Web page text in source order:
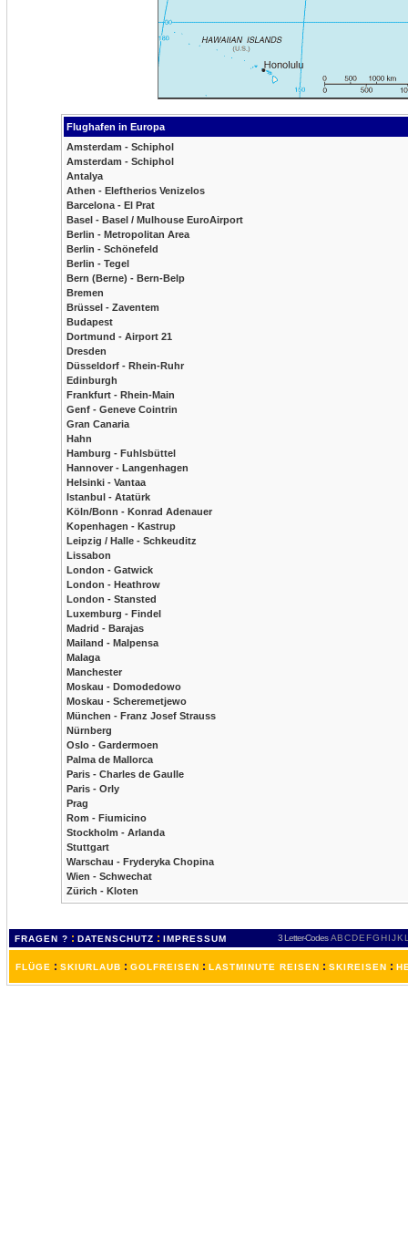
Flughafen in Europa
Amsterdam - Schiphol
Amsterdam - Schiphol
Antalya
Athen - Eleftherios Venizelos
Barcelona - El Prat
Basel - Basel / Mulhouse EuroAirport
Berlin - Metropolitan Area
Berlin - Schönefeld
Berlin - Tegel
Bern (Berne) - Bern-Belp
Bremen
Brüssel - Zaventem
Budapest
Dortmund - Airport 21
Dresden
Düsseldorf - Rhein-Ruhr
Edinburgh
Frankfurt - Rhein-Main
Genf - Geneve Cointrin
Gran Canaria
Hahn
Hamburg - Fuhlsbüttel
Hannover - Langenhagen
Helsinki - Vantaa
Istanbul - Atatürk
Köln/Bonn - Konrad Adenauer
Kopenhagen - Kastrup
Leipzig / Halle - Schkeuditz
Lissabon
London - Gatwick
London - Heathrow
London - Stansted
Luxemburg - Findel
Madrid - Barajas
Mailand - Malpensa
Malaga
Manchester
Moskau - Domodedowo
Moskau - Scheremetjewo
München - Franz Josef Strauss
Nürnberg
Oslo - Gardermoen
Palma de Mallorca
Paris - Charles de Gaulle
Paris - Orly
Prag
Rom - Fiumicino
Stockholm - Arlanda
Stuttgart
Warschau - Fryderyka Chopina
Wien - Schwechat
Zürich - Kloten
FRAGEN ? : DATENSCHUTZ : IMPRESSUM 3 Letter-Codes ABCDEFGH IJKL
FLÜGE : SKIURLAUB : GOLFREISEN : LASTMINUTE REISEN : SKIREISEN :